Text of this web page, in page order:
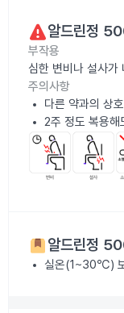
알드린정
부작용
심한 변비나 설사가
주의사항
다른 약과의 상
2주 정도 복용해
알드린정
실온(1~30℃)